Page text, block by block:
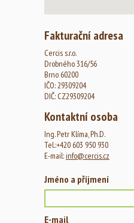
Fakturační adresa
Cercis s.r.o.
Drobného 316/56
Brno 60200
IČO: 29309204
DIČ: CZ29309204
Kontaktní osoba
Ing. Petr Klíma, Ph.D.
Tel.:+420 603 950 930
E-mail:info@cercis.cz
Jméno a příjmení
E-mail